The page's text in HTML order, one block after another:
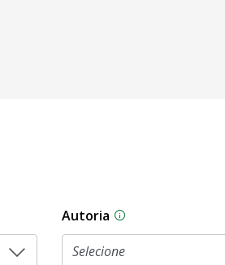
passam por diferentes
Autoria As proposições